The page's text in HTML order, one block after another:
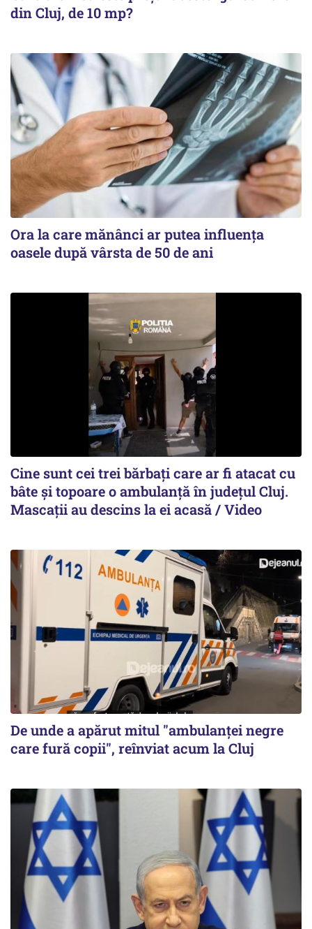
din Cluj, de 10 mp?
Ora la care mănânci ar putea influența
oasele după vârsta de 50 de ani
Cine sunt cei trei bărbați care ar fi atacat cu
bâte și topoare o ambulanță în județul Cluj.
Mascații au descins la ei acasă / Video
De unde a apărut mitul "ambulanței negre
care fură copii", reînviat acum la Cluj